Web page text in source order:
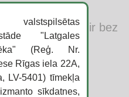
un
pasākumā ir bez
speciāliste
"Latgales
(Reģ. Nr.
Rīgas iela 22A,
LV-5401) tīmekļa
sīkdatnes,